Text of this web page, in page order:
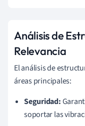
Análisis de
Relevancia
El análisis de
áreas principales:
Seguridad:
soportar las